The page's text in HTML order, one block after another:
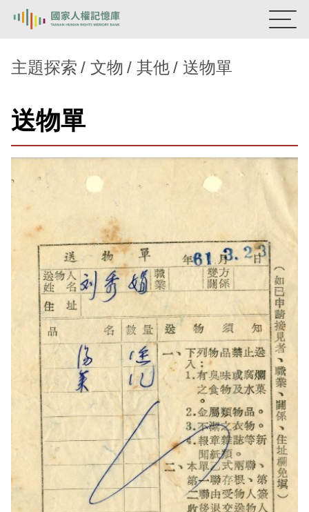
新生訓導處
主題探索
背景知識
意見信箱
主題探索 文物 其他 送物單
送物單